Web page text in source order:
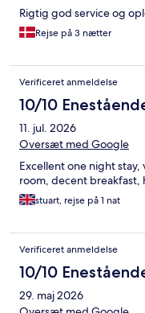
Rigtig god service og
Rejse på 3 nætter
Verificeret anmeldelse
10/10
11. jul. 2026
Oversæt med Google
Excellent one night
room, decent breakfast,
stuart, rejse på 1 nat
Verificeret anmeldelse
10/10
29. maj 2026